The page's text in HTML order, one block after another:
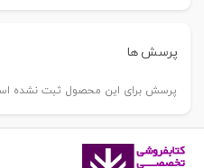
پرسش ها
پرسش برای این محصول ثبت نشده